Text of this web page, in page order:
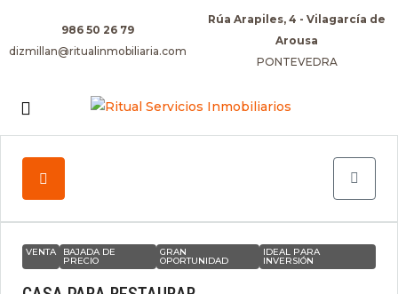
986 50 26 79
dizmillan@ritualinmobiliaria.com
Rúa Arapiles, 4 - Vilagarcía de
Arousa
PONTEVEDRA
VENTA BAJADA DE
PRECIO
GRAN
OPORTUNIDAD
IDEAL PARA
INVERSIÓN